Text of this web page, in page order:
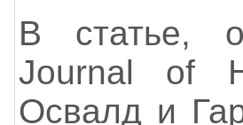
В статье,
Journal of
Освалд и